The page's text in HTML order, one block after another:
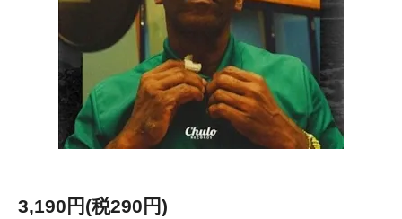
3,190円(税290円)